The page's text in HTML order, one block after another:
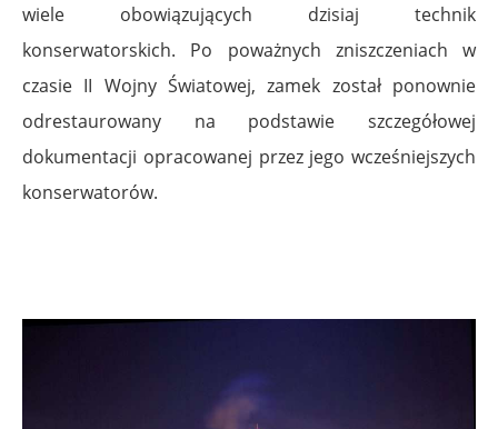
wiele obowiązujących dzisiaj technik
konserwatorskich. Po poważnych zniszczeniach w
czasie II Wojny Światowej, zamek został ponownie
odrestaurowany na podstawie szczegółowej
dokumentacji opracowanej przez jego wcześniejszych
konserwatorów.